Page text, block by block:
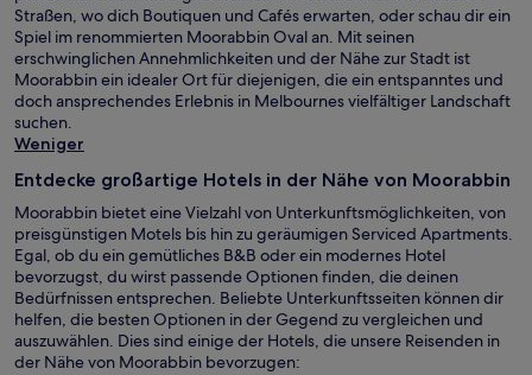
Straßen, wo dich Boutiquen und Cafés erwarten, oder schau dir ein
Spiel im renommierten Moorabbin Oval an. Mit seinen
erschwinglichen Annehmlichkeiten und der Nähe zur Stadt ist
Moorabbin ein idealer Ort für diejenigen, die ein entspanntes und
doch ansprechendes Erlebnis in Melbournes vielfältiger Landschaft
suchen.
Weniger
Entdecke großartige Hotels in der Nähe von Moorabbin
Moorabbin bietet eine Vielzahl von Unterkunftsmöglichkeiten, von
preisgünstigen Motels bis hin zu geräumigen Serviced Apartments.
Egal, ob du ein gemütliches B&B oder ein modernes Hotel
bevorzugst, du wirst passende Optionen finden, die deinen
Bedürfnissen entsprechen. Beliebte Unterkunftsseiten können dir
helfen, die besten Optionen in der Gegend zu vergleichen und
auszuwählen. Dies sind einige der Hotels, die unsere Reisenden in
der Nähe von Moorabbin bevorzugen: